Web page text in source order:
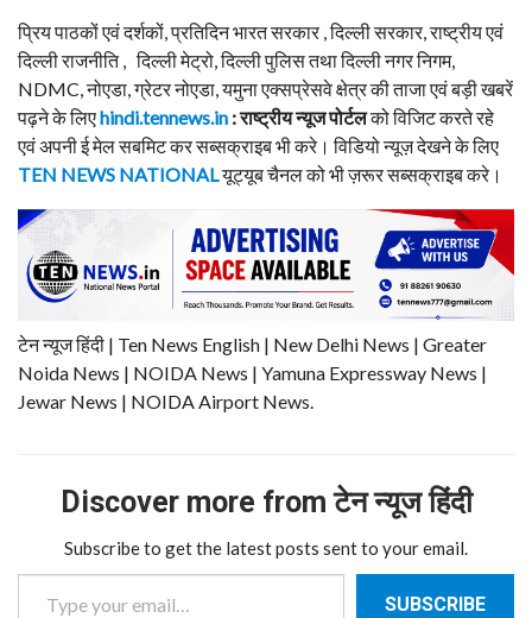
प्रिय पाठकों एवं दर्शकों, प्रतिदिन भारत सरकार , दिल्ली सरकार, राष्ट्रीय एवं
दिल्ली राजनीति , दिल्ली मेट्रो, दिल्ली पुलिस तथा दिल्ली नगर निगम,
NDMC, नोएडा, ग्रेटर नोएडा, यमुना एक्सप्रेसवे क्षेत्र की ताजा एवं बड़ी खबरें
पढ़ने के लिएhindi.tennews.in : राष्ट्रीय न्यूज पोर्टलको विजिट करते रहे
एवं अपनी ई मेल सबमिट कर सब्सक्राइब भी करे। विडियो न्यूज़ देखने के लिए
TEN NEWS NATIONALयूट्यूब चैनल को भी ज़रूर सब्सक्राइब करे।
टेन न्यूज हिंदी | Ten News English | New Delhi News | Greater
Noida News | NOIDA News | Yamuna Expressway News |
Jewar News | NOIDA Airport News.
Discover more from टेन न्यूज हिंदी
Subscribe to get the latest posts sent to your email.
Type your email…
SUBSCRIBE